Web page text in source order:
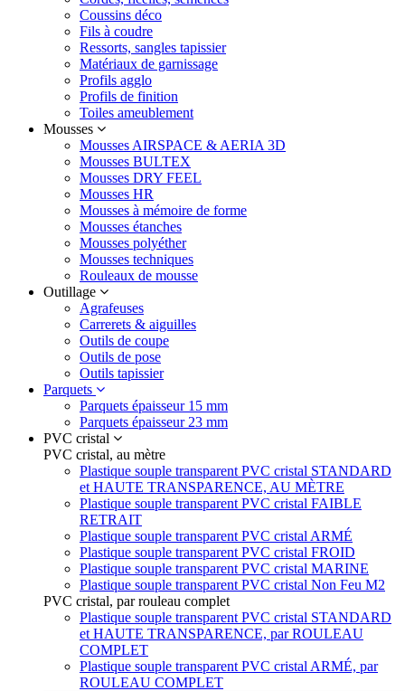
Coussins déco
Fils à coudre
Ressorts, sangles tapissier
Matériaux de garnissage
Profils agglo
Profils de finition
Toiles ameublement
Mousses
Mousses AIRSPACE & AERIA 3D
Mousses BULTEX
Mousses DRY FEEL
Mousses HR
Mousses à mémoire de forme
Mousses étanches
Mousses polyéther
Mousses techniques
Rouleaux de mousse
Outillage
Agrafeuses
Carrerets & aiguilles
Outils de coupe
Outils de pose
Outils tapissier
Parquets
Parquets épaisseur 15 mm
Parquets épaisseur 23 mm
PVC cristal
PVC cristal, au mètre
Plastique souple transparent PVC cristal STANDARD
et HAUTE TRANSPARENCE, AU MÈTRE
Plastique souple transparent PVC cristal FAIBLE
RETRAIT
Plastique souple transparent PVC cristal ARMÉ
Plastique souple transparent PVC cristal FROID
Plastique souple transparent PVC cristal MARINE
Plastique souple transparent PVC cristal Non Feu M2
PVC cristal, par rouleau complet
Plastique souple transparent PVC cristal STANDARD
et HAUTE TRANSPARENCE, par ROULEAU
COMPLET
Plastique souple transparent PVC cristal ARMÉ, par
ROULEAU COMPLET